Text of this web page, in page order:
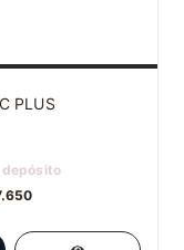
PLUS
depósito